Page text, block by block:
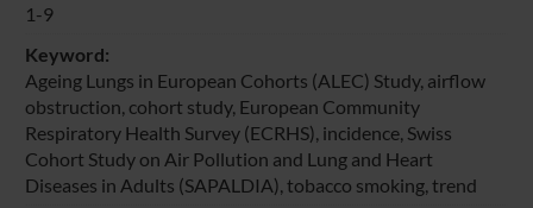
1-9
Keyword:
Ageing Lungs in European Cohorts (ALEC) Study, airflow
obstruction, cohort study, European Community
Respiratory Health Survey (ECRHS), incidence, Swiss
Cohort Study on Air Pollution and Lung and Heart
Diseases in Adults (SAPALDIA), tobacco smoking, trend